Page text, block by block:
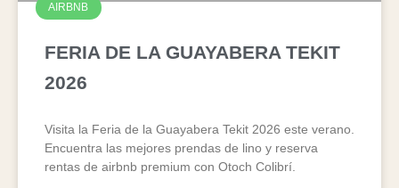
AIRBNB
FERIA DE LA GUAYABERA TEKIT
2026
Visita la Feria de la Guayabera Tekit 2026 este verano.
Encuentra las mejores prendas de lino y reserva
rentas de airbnb premium con Otoch Colibrí.